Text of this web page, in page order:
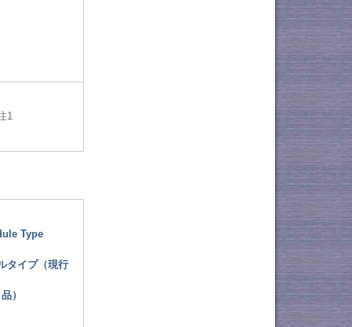
1
Type
タイプ（現行
品）